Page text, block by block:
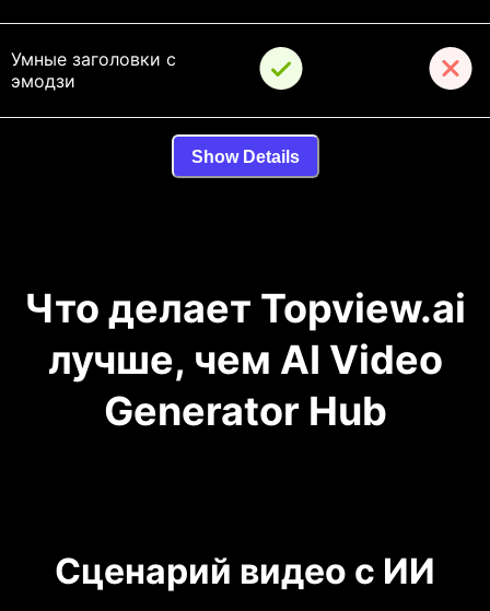
Умные заголовки с
эмодзи
Show Details
Что делает Topview.ai
лучше, чем AI Video
Generator Hub
Сценарий видео с ИИ